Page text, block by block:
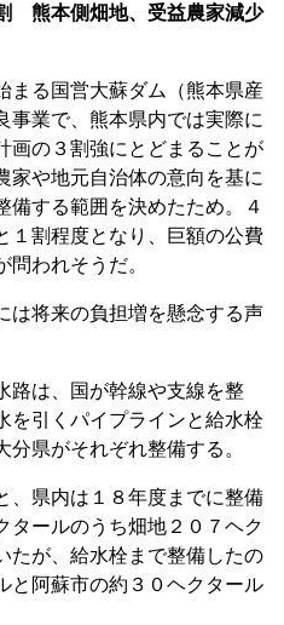
熊本側畑地、受益農家減少
る国営大蘇ダム（熊本県産
事業で、熊本県内では実際に
画の３割強にとどまることが
家や地元自治体の意向を基に
備する範囲を決めたため。４
１割程度となり、巨額の公費
問われそうだ。
将来の負担増を懸念する声
は、国が幹線や支線を整
を引くパイプラインと給水栓
県がそれぞれ整備する。
県内は１８年度までに整備
タールのうち畑地２０７ヘク
たが、給水栓まで整備したの
と阿蘇市の約３０ヘクタール